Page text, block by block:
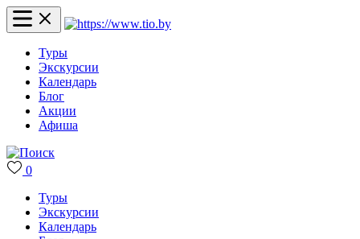
Туры
Экскурсии
Календарь
Блог
Акции
Афиша
0
Туры
Экскурсии
Календарь